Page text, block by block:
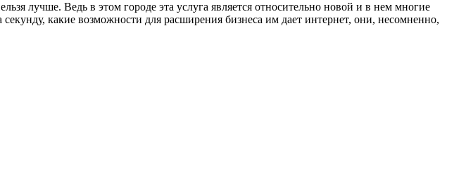
лучше. Ведь в этом городе эта услуга является относительно новой и в нем многие
какие возможности для расширения бизнеса им дает интернет, они, несомненно,